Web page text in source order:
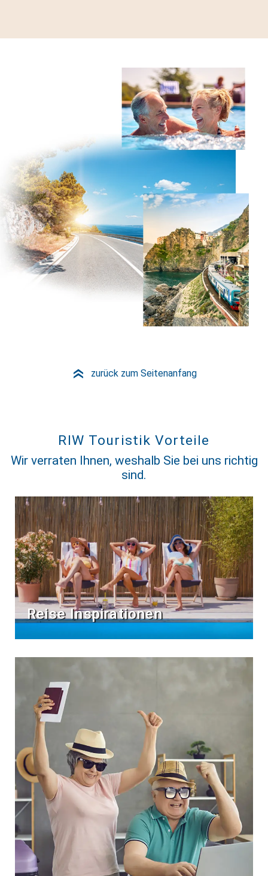
» zurück zum Seitenanfang
RIW Touristik Vorteile
Wir verraten Ihnen, weshalb Sie bei uns richtig
sind.
Reise Inspirationen